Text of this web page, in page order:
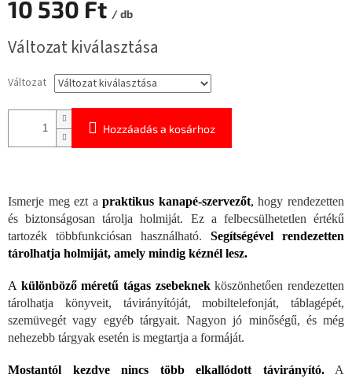
10 530 Ft / db
Változat kiválasztása
Változat
Hozzáadás a kosárhoz
Ismerje meg ezt apraktikus kanapé-szervezőt, hogy rendezetten
és biztonságosan tárolja holmiját. Ez a felbecsülhetetlen értékű
tartozék többfunkciósan használható. Segítségével rendezetten
tárolhatja holmiját, amely mindig kéznél lesz.
A különböző méretű tágas zsebeknekköszönhetően rendezetten
tárolhatja könyveit, távirányítóját, mobiltelefonját, táblagépét,
szemüvegét vagy egyéb tárgyait. Nagyon jó minőségű, és még
nehezebb tárgyak esetén is megtartja a formáját.
Mostantól kezdve nincs több elkallódott távirányító.A